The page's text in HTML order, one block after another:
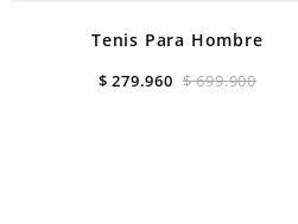
Tenis Para Hombre
$ 699.900
$ 279.960